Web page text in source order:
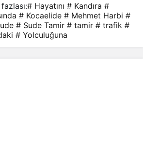
# Hayatını # Kandıra #
# Kocaelide # Mehmet Harbi #
# Sude Tamir # tamir # trafik #
# Yolculuğuna